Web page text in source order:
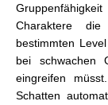
Charaktere die
bestimmten
bei schwachen
eingreifen
Schatten